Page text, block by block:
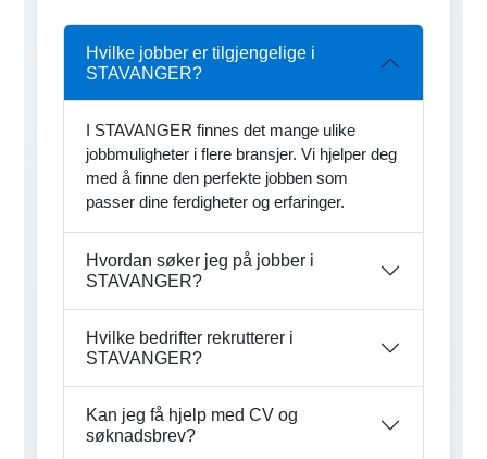
Hvilke jobber er tilgjengelige i
STAVANGER?
I STAVANGER finnes det mange ulike
jobbmuligheter i flere bransjer. Vi hjelper deg
med å finne den perfekte jobben som
passer dine ferdigheter og erfaringer.
Hvordan søker jeg på jobber i
STAVANGER?
Hvilke bedrifter rekrutterer i
STAVANGER?
Kan jeg få hjelp med CV og
søknadsbrev?